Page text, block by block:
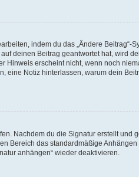
indem du das „Ändere Beitrag“-
deinen Beitrag geantwortet hat, wird
Hinweis erscheint nicht, wenn noch
eine Notiz hinterlassen, warum dein
Nachdem du die Signatur erstellt und
Bereich das standardmäßige
anhängen“ wieder deaktivieren.